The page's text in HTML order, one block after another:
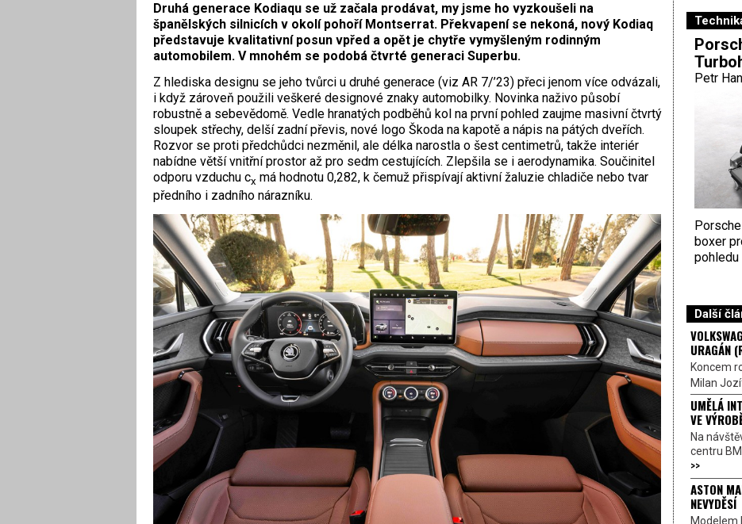
Druhá generace Kodiaqu se už začala prodávat, my jsme ho vyzkoušeli na
španělských silnicích v okolí pohoří Montserrat. Překvapení se nekoná, nový Kodiaq
představuje kvalitativní posun vpřed a opět je chytře vymyšleným rodinným
automobilem. V mnohém se podobá čtvrté generaci Superbu.
Z hlediska designu se jeho tvůrci u druhé generace (viz AR 7/’23) přeci jenom více odvázali,
i když zároveň použili veškeré designové znaky automobilky. Novinka naživo působí
robustně a sebevědomě. Vedle hranatých podběhů kol na první pohled zaujme masivní čtvrtý
sloupek střechy, delší zadní převis, nové logo Škoda na kapotě a nápis na pátých dveřích.
Rozvor se proti předchůdci nezměnil, ale délka narostla o šest centimetrů, takže interiér
nabídne větší vnitřní prostor až pro sedm cestujících. Zlepšila se i aerodynamika. Součinitel
odporu vzduchu cx má hodnotu 0,282, k čemuž přispívají aktivní žaluzie chladiče nebo tvar
předního i zadního nárazníku.
Petr
boxer
pohledu
Další
URAGÁN
Koncem
Milan
UMĚLÁ
VE
Na
centru
>>
ASTON
NEVYDĚSÍ
Modelem